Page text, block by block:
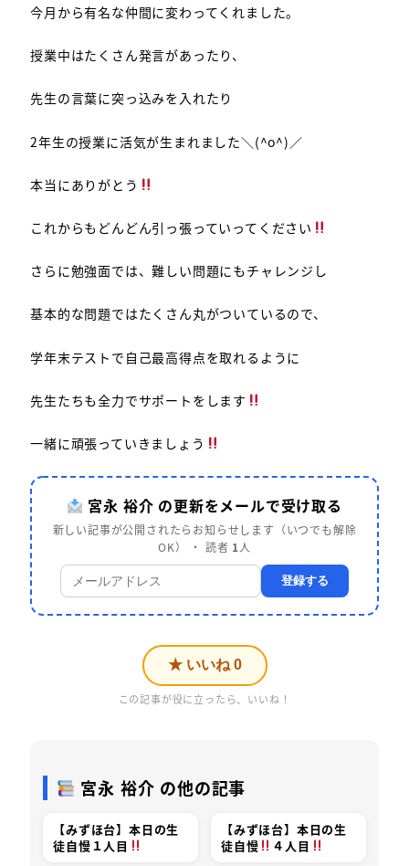
今月から有名な仲間に変わってくれました。
授業中はたくさん発言があったり、
先生の言葉に突っ込みを入れたり
2年生の授業に活気が生まれました＼(^o^)／
本当にありがとう
これからもどんどん引っ張っていってください
さらに勉強面では、難しい問題にもチャレンジし
基本的な問題ではたくさん丸がついているので、
学年末テストで自己最高得点を取れるように
先生たちも全力でサポートをします
一緒に頑張っていきましょう
宮永 裕介 の更新をメールで受け取る
新しい記事が公開されたらお知らせします（いつでも解除
OK） ・ 読者 1 人
登録する
★ いいね 0
この記事が役に立ったら、いいね！
宮永 裕介 の他の記事
【みずほ台】本日の生
徒自慢１人目
【みずほ台】本日の生
徒自慢
４人目